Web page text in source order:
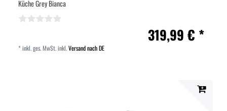
Küche Grey Bianca
319,99 € *
*inkl. ges. MwSt.inkl.Versand nach DE